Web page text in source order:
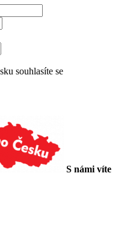
souhlasíte se
S námi víte